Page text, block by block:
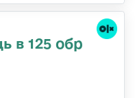
в 125 обр